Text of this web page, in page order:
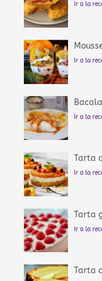
Ir a la
Ir a la
Ir a la
Tarta
Ir a la
Tarta
Ir a la
Tarta